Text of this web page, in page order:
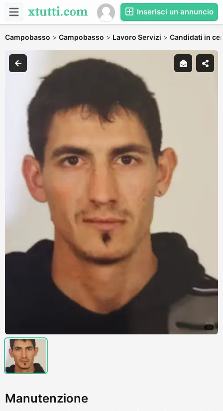
Inserisci un annuncio
Campobasso > Campobasso > Lavoro Servizi > Candidati in
Manutenzione